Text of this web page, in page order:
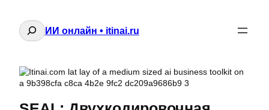
Поиск
ИИ онлайн • itinai.ru